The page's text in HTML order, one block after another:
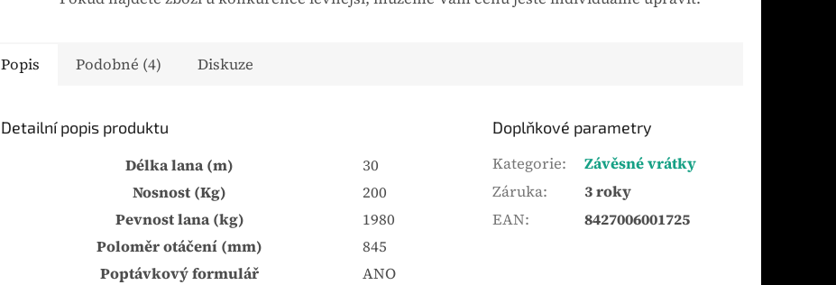
0
Popis Podobné (4) Diskuze
Detailní popis produktu
Délka lana (m)
30
Nosnost (Kg)
200
Pevnost lana (kg)
1980
Poloměr otáčení (mm)
845
Poptávkový formulář
ANO
Doplňkové parametry
Kategorie:
Závěsné vrátky
Záruka:
3 roky
EAN: 8427006001725